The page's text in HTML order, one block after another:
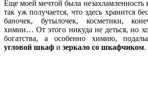
Еще моей мечтой была
так уж получается, что здесь хранится
баночек, бутылочек, косметики,
химии… От этого никуда не деться, но
богатства, а особенно химию,
угловой шкаф и зеркало со шкафчиком.